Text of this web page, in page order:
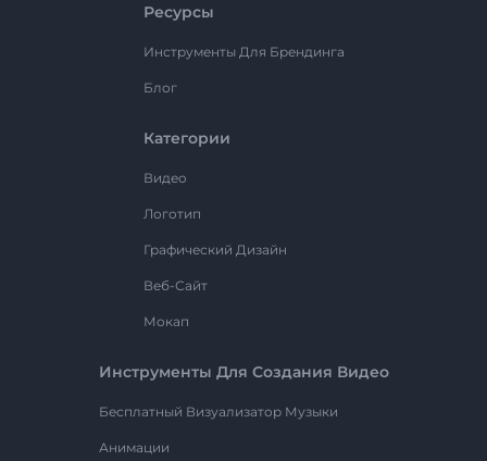
Ресурсы
Инструменты Для Брендинга
Блог
Категории
Видео
Логотип
Графический Дизайн
Веб-Сайт
Мокап
Инструменты Для Создания Видео
Бесплатный Визуализатор Музыки
Анимации